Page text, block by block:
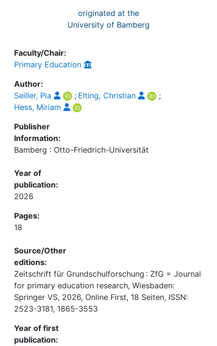
originated at the
University of Bamberg
Faculty/Chair:
Primary Education
Author:
Seiller, Pia
; Elting, Christian
;
Hess, Miriam
Publisher
Information:
Bamberg : Otto-Friedrich-Universität
Year of
publication:
2026
Pages:
18
Source/Other
editions:
Zeitschrift für Grundschulforschung : ZfG = Journal
for primary education research, Wiesbaden:
Springer VS, 2026, Online First, 18 Seiten, ISSN:
2523-3181, 1865-3553
Year of first
publication: